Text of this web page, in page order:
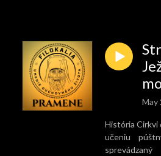
May
História Cirkvi
učeniu